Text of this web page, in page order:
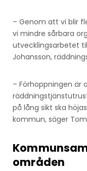
– Genom att vi blir
vi mindre sårbara
utvecklingsarbetet
Johansson,
– Förhoppningen
på lång sikt ska
kommun, säger
områden